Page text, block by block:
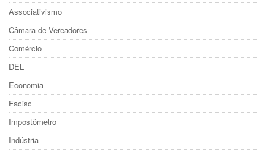
Associativismo
Câmara de Vereadores
Comércio
DEL
Economia
Facisc
Impostômetro
Indústria